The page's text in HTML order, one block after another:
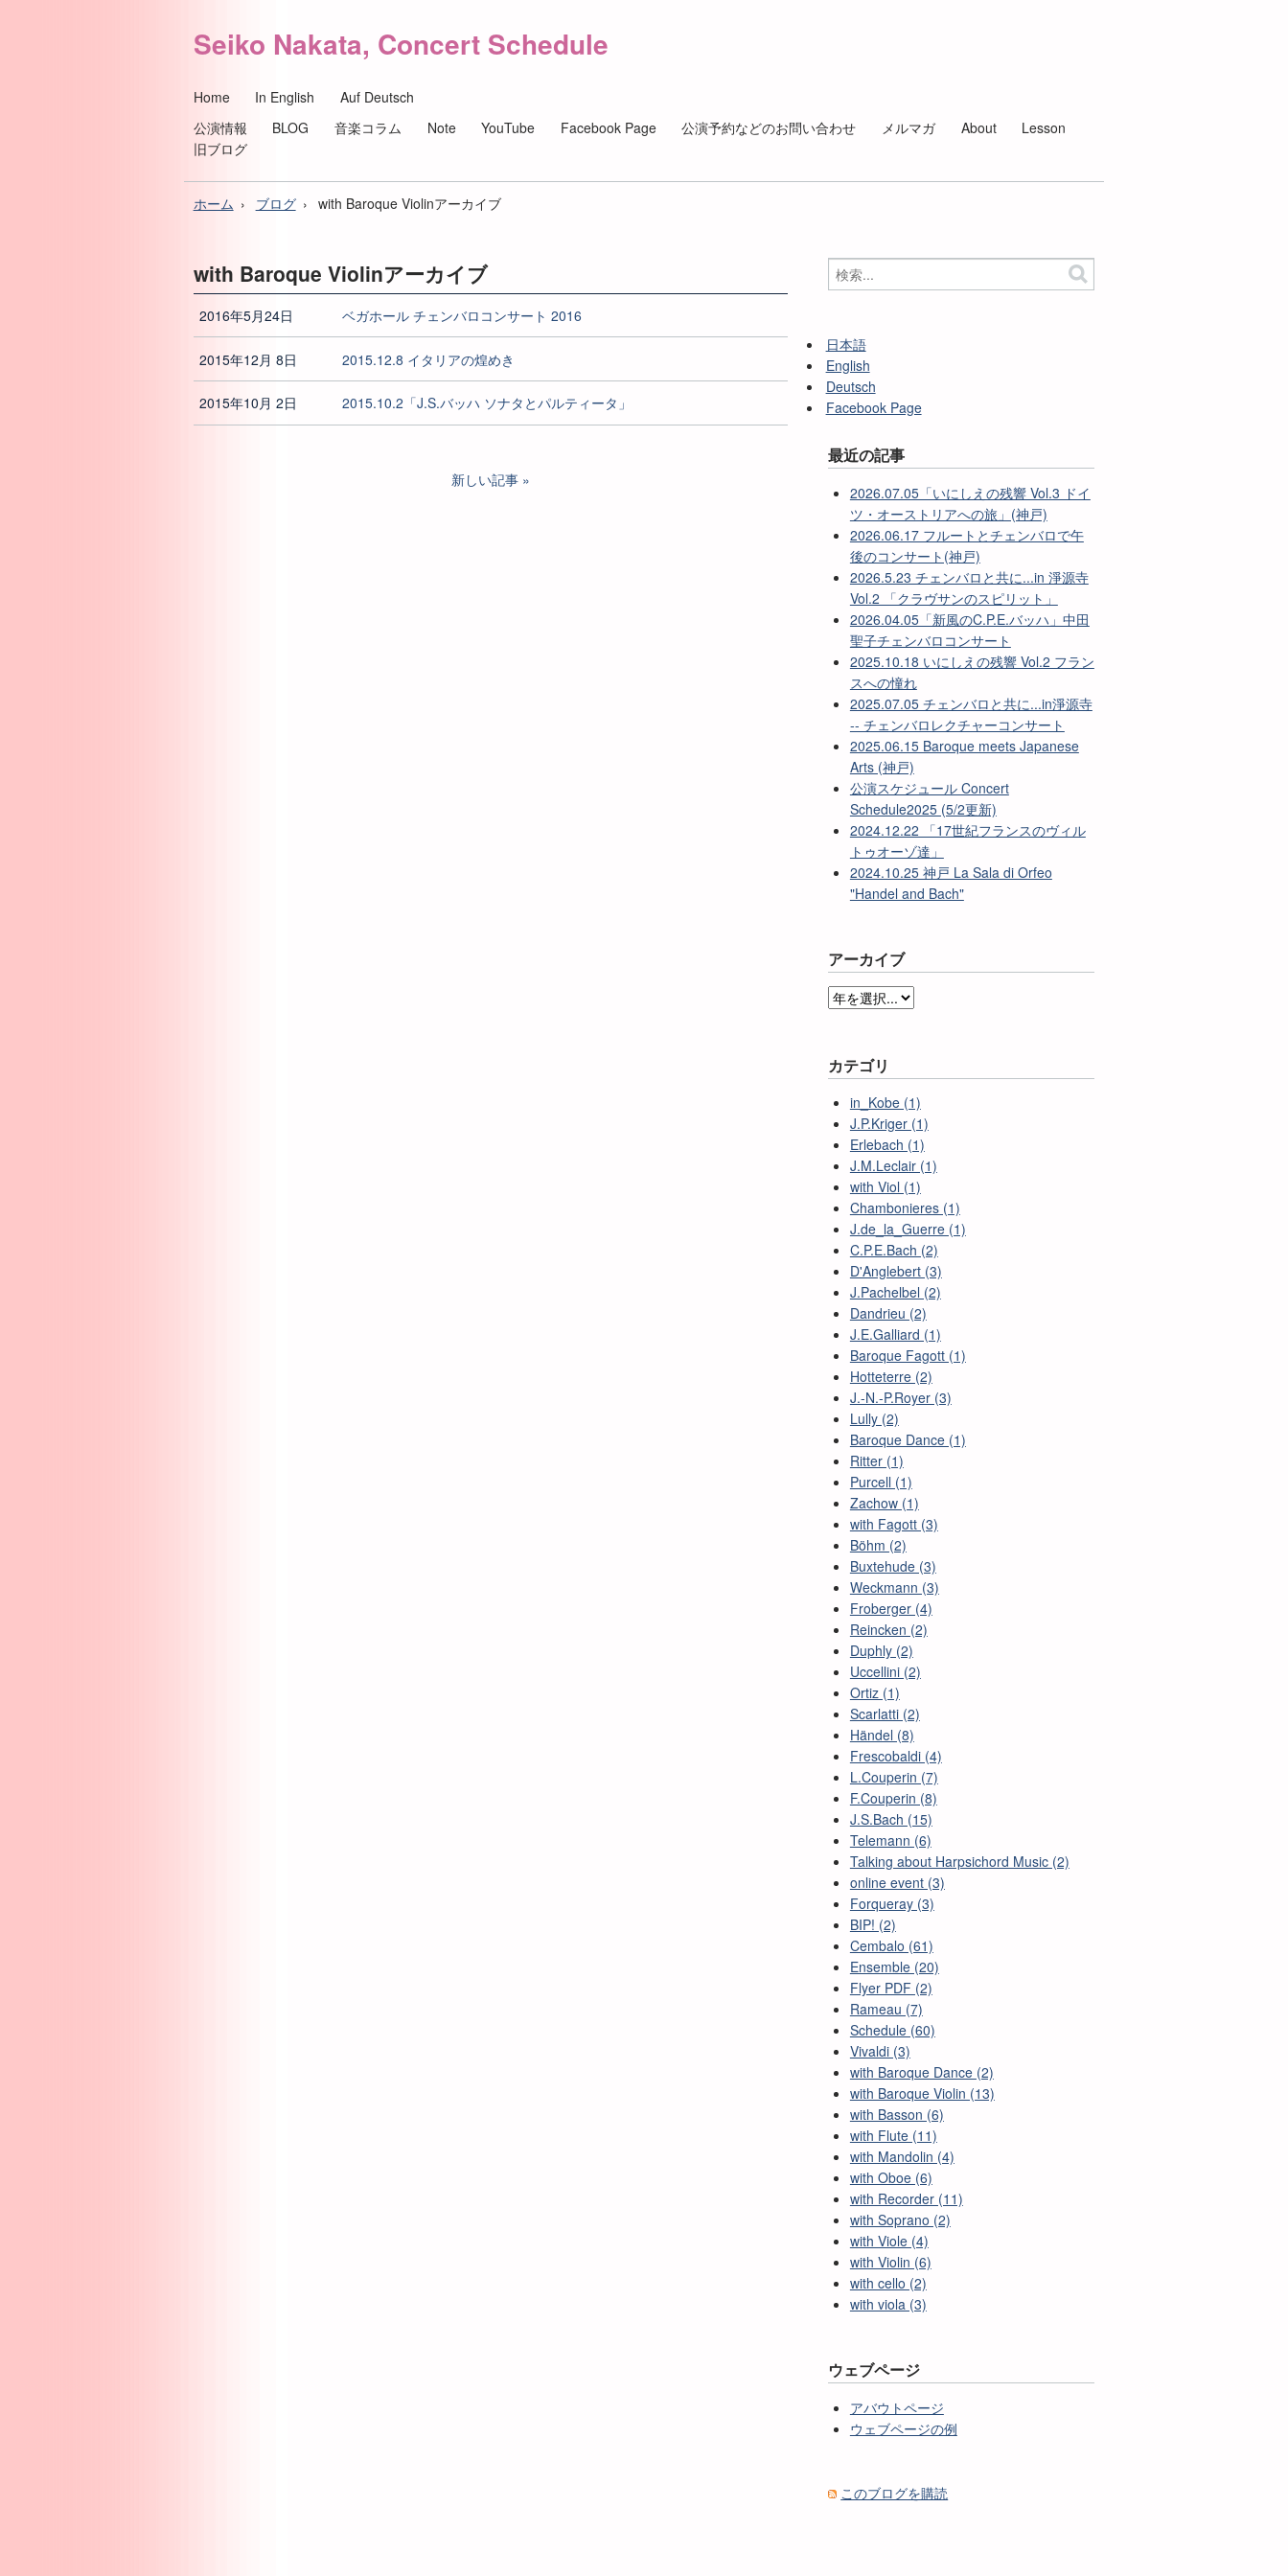
Seiko Nakata, Concert Schedule
Home In English
Auf Deutsch
公演情報
BLOG 音楽コラム Note YouTube Facebook Page 公演予約などのお問い合わせ メルマガ About
Lesson
旧ブログ
ホーム ブログ with Baroque Violinアーカイブ
with Baroque Violinアーカイブ
2016年5月24日 ベガホール チェンバロコンサート 2016
2015年12月 8日 2015.12.8 イタリアの煌めき
2015年10月 2日 2015.10.2「J.S.バッハ ソナタとパルティータ」
新しい記事
日本語
English
Deutsch
Facebook Page
最近の記事
2026.07.05「いにしえの残響 Vol.3 ドイ
ツ・オーストリアへの旅」(神戸)
2026.06.17 フルートとチェンバロで午
後のコンサート(神戸)
2026.5.23 チェンバロと共に...in 淨源寺
Vol.2 「クラヴサンのスピリット」
2026.04.05「新風のC.P.E.バッハ」中田
聖子チェンバロコンサート
2025.10.18 いにしえの残響 Vol.2 フラン
スへの憧れ
2025.07.05 チェンバロと共に...in淨源寺
-- チェンバロレクチャーコンサート
2025.06.15 Baroque meets Japanese
Arts (神戸)
公演スケジュール Concert
Schedule2025 (5/2更新)
2024.12.22 「17世紀フランスのヴィル
トゥオーゾ達」
2024.10.25 神戸 La Sala di Orfeo
"Handel and Bach"
アーカイブ
カテゴリ
in_Kobe (1)
J.P.Kriger (1)
Erlebach (1)
J.M.Leclair (1)
with Viol (1)
Chambonieres (1)
J.de_la_Guerre (1)
C.P.E.Bach (2)
D'Anglebert (3)
J.Pachelbel (2)
Dandrieu (2)
J.E.Galliard (1)
Baroque Fagott (1)
Hotteterre (2)
J.-N.-P.Royer (3)
Lully (2)
Baroque Dance (1)
Ritter (1)
Purcell (1)
Zachow (1)
with Fagott (3)
Böhm (2)
Buxtehude (3)
Weckmann (3)
Froberger (4)
Reincken (2)
Duphly (2)
Uccellini (2)
Ortiz (1)
Scarlatti (2)
Händel (8)
Frescobaldi (4)
L.Couperin (7)
F.Couperin (8)
J.S.Bach (15)
Telemann (6)
Talking about Harpsichord Music (2)
online event (3)
Forqueray (3)
BIP! (2)
Cembalo (61)
Ensemble (20)
Flyer PDF (2)
Rameau (7)
Schedule (60)
Vivaldi (3)
with Baroque Dance (2)
with Baroque Violin (13)
with Basson (6)
with Flute (11)
with Mandolin (4)
with Oboe (6)
with Recorder (11)
with Soprano (2)
with Viole (4)
with Violin (6)
with cello (2)
with viola (3)
ウェブページ
アバウトページ
ウェブページの例
このブログを購読